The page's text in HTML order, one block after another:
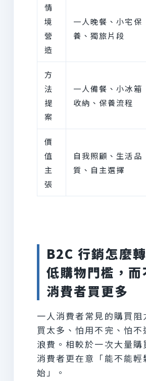
情
境
營
造
一人晚餐、小宅保
養、獨旅片段
方
法
提
案
一人備餐、小冰箱
收納、保養流程
價
值
主
張
自我照顧、生活品
質、自主選擇
B2C 行銷怎麼
低購物門檻，而
消費者買更多
一人消費者常見的購買阻
買太多、怕用不完、怕不
浪費。相較於一次大量購
消費者更在意「能不能輕
始」。